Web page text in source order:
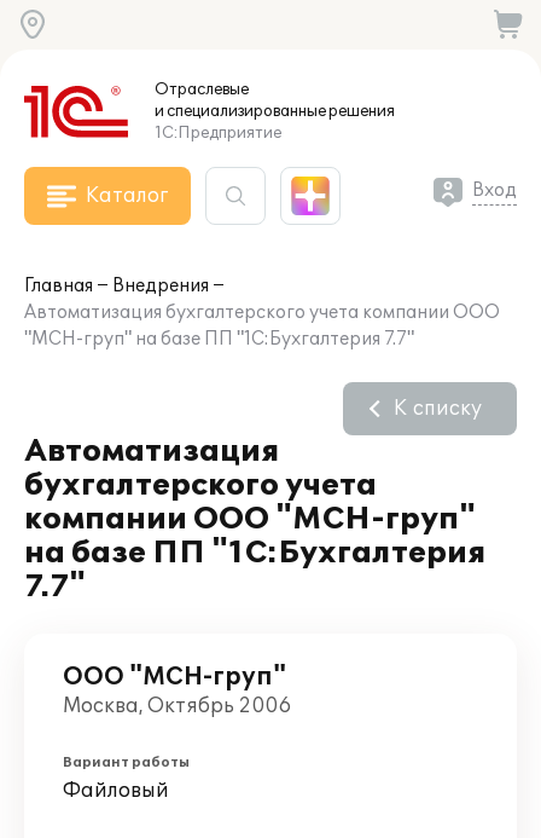
Отраслевые
и специализированныерешения
1С:Предприятие
Каталог Вход
Главная
Внедрения
Автоматизация бухгалтерского учета компании ООО
"МСН-груп" на базе ПП "1С:Бухгалтерия 7.7"
Автоматизация
бухгалтерского учета
компании ООО "МСН-груп"
на базе ПП "1С:Бухгалтерия
7.7"
К списку
ООО "МСН-груп"
Москва, Октябрь 2006
Вариант работы
Файловый